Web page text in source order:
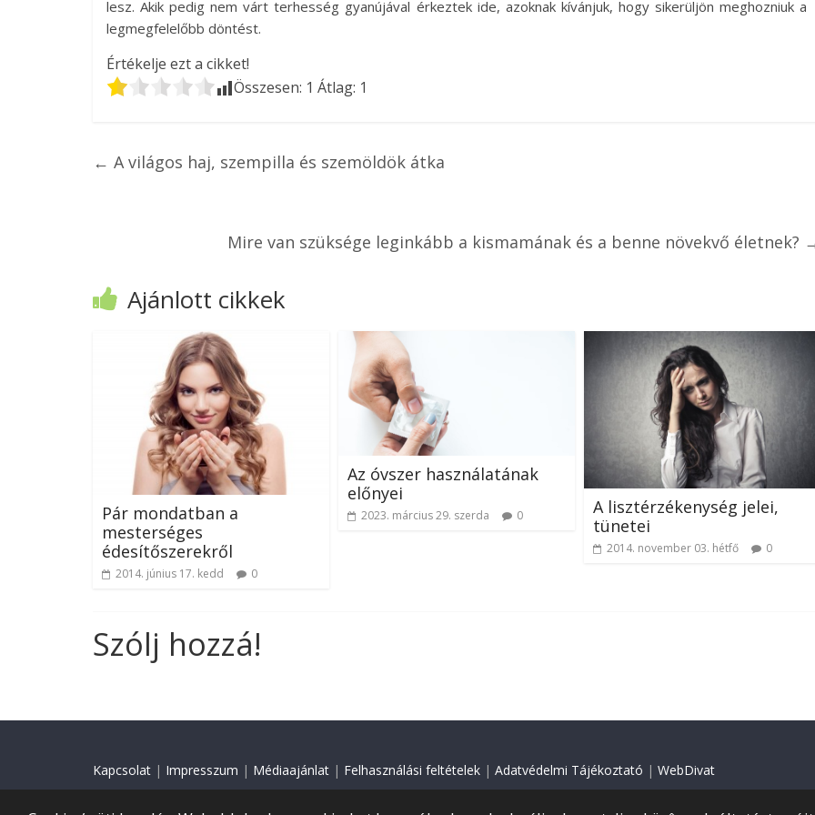
lesz. Akik pedig nem várt terhesség gyanújával érkeztek ide, azoknak kívánjuk, hogy sikerüljön meghozniuk a
legmegfelelőbb döntést.
Értékelje ezt a cikket!
Összesen: 1 Átlag: 1
← A világos haj, szempilla és szemöldök átka
Mire van szüksége leginkább a kismamának és a benne növekvő életnek?
Ajánlott cikkek
Pár mondatban a
mesterséges
édesítőszerekről
2014. június 17. kedd 0
Az óvszer használatának
előnyei
2023. március 29. szerda 0
A lisztérzékenység jelei,
tünetei
2014. november 03. hétfő 0
Szólj hozzá!
Kapcsolat | Impresszum | Médiaajánlat | Felhasználási feltételek | Adatvédelmi Tájékoztató | WebDivat